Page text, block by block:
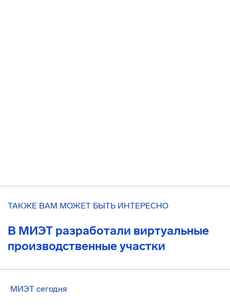
ТАКЖЕ ВАМ МОЖЕТ БЫТЬ ИНТЕРЕСНО
В МИЭТ разработали виртуальные
производственные участки
МИЭТ сегодня